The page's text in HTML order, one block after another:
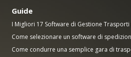
Guide
I Migliori 17 Software di Gestione
Come selezionare un software di
Come condurre una semplice gara di